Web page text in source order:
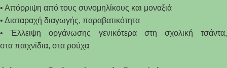
• Απόρριψη από τους συνομηλίκους και μοναξιά
• Διαταραχή διαγωγής, παραβατικότητα
• Έλλειψη οργάνωσης γενικότερα στη σχολική τσάντα,
στα παιχνίδια, στα ρούχα